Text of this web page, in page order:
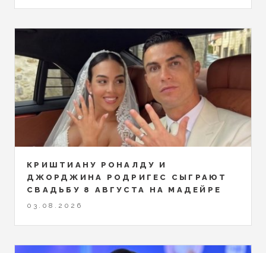
КРИШТИАНУ РОНАЛДУ И
ДЖОРДЖИНА РОДРИГЕС СЫГРАЮТ
СВАДЬБУ 8 АВГУСТА НА МАДЕЙРЕ
03.08.2026